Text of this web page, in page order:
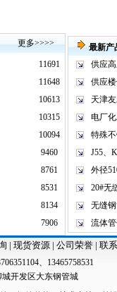
更多>>>>
11691
11648
10613
10315
10094
9460
8761
8531
8134
7906
最新产
供应
供应
天津
电厂
特殊
J55、
外径
20#无
无缝钢
流体
| 现货资源 | 公司荣誉 | 联
、13465758531
城开发区大东钢管城